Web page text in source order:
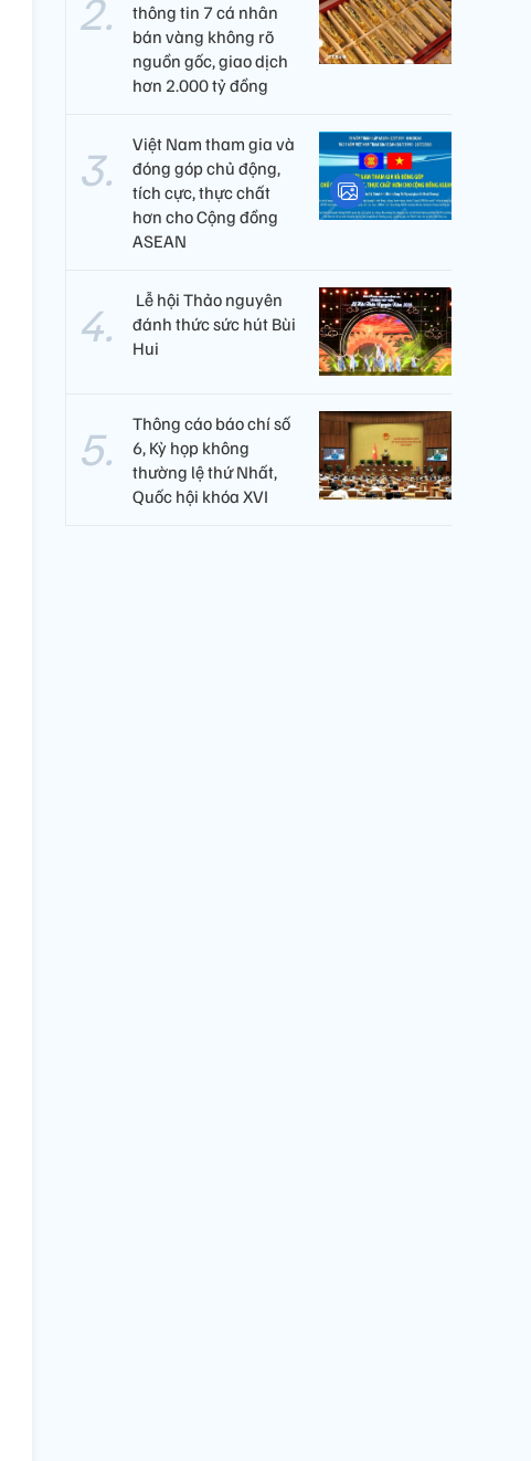
thông tin 7 cá nhân
bán vàng không rõ
nguồn gốc, giao dịch
hơn 2.000 tỷ đồng
Việt Nam tham gia và
đóng góp chủ động,
tích cực, thực chất
hơn cho Cộng đồng
ASEAN
​ Lễ hội Thảo nguyên
đánh thức sức hút Bùi
Hui
Thông cáo báo chí số
6, Kỳ họp không
thường lệ thứ Nhất,
Quốc hội khóa XVI